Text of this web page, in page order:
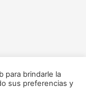
para brindarle la
sus preferencias y